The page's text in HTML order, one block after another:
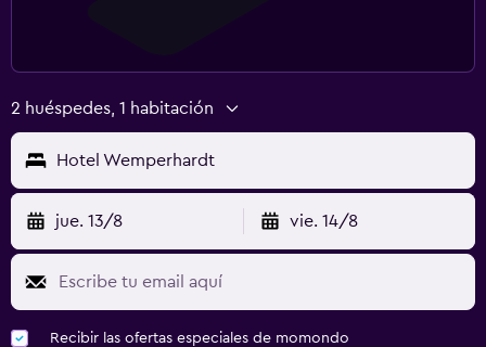
TV de pantalla plana
TV por cable o vía satélite
Radio
TV
Ideal para familias
Cuna/cama nido disponibles
Comidas para niños
Servicios de cuidado de niños (con cargos)
2 huéspedes, 1 habitación
Hotel Wemperhardt
jue. 13/8 vie. 14/8
Recibir las ofertas especiales de momondo